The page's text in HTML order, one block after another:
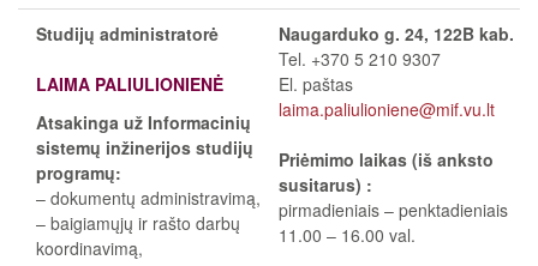
Studijų administratorė
LAIMA PALIULIONIENĖ
Atsakinga už Informacinių
sistemų inžinerijos studijų
programų:
– dokumentų administravimą,
– baigiamųjų ir rašto darbų
koordinavimą,
Naugarduko g. 24, 122B kab.
Tel. +370 5 210 9307
El. paštas
laima.paliulioniene@mif.vu.lt
Priėmimo laikas (iš anksto
susitarus) :
pirmadieniais – penktadieniais
11.00 – 16.00 val.